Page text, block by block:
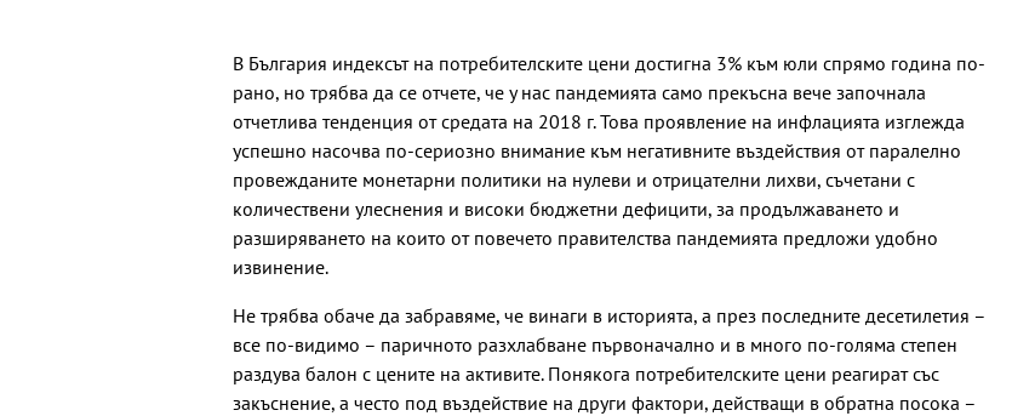
В България индексът на потребителските цени достигна 3% към юли спрямо година по-
рано, но трябва да се отчете, че у нас пандемията само прекъсна вече започнала
отчетлива тенденция от средата на 2018 г. Това проявление на инфлацията изглежда
успешно насочва по-сериозно внимание към негативните въздействия от паралелно
провежданите монетарни политики на нулеви и отрицателни лихви, съчетани с
количествени улеснения и високи бюджетни дефицити, за продължаването и
разширяването на които от повечето правителства пандемията предложи удобно
извинение.
Не трябва обаче да забравяме, че винаги в историята, а през последните десетилетия –
все по-видимо – паричното разхлабване първоначално и в много по-голяма степен
раздува балон с цените на активите. Понякога потребителските цени реагират със
закъснение, а често под въздействие на други фактори, действащи в обратна посока –
Винисиус Жуниор
преподписа с Реал
(Мадрид)
Макаби като гост